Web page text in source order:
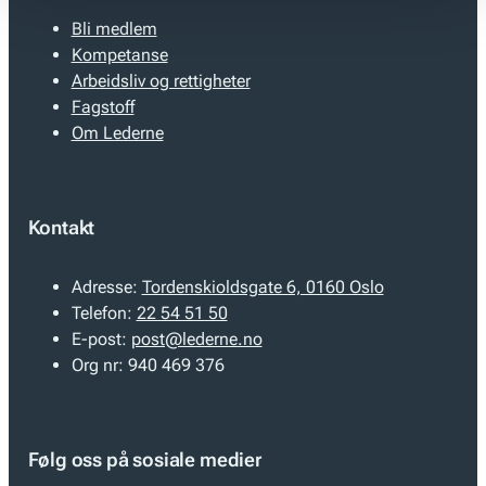
Bli medlem
Kompetanse
Arbeidsliv og rettigheter
Fagstoff
Om Lederne
Kontakt
Adresse: Tordenskioldsgate 6, 0160 Oslo
Telefon: 22 54 51 50
E-post: post@lederne.no
Org nr: 940 469 376
Følg oss på sosiale medier